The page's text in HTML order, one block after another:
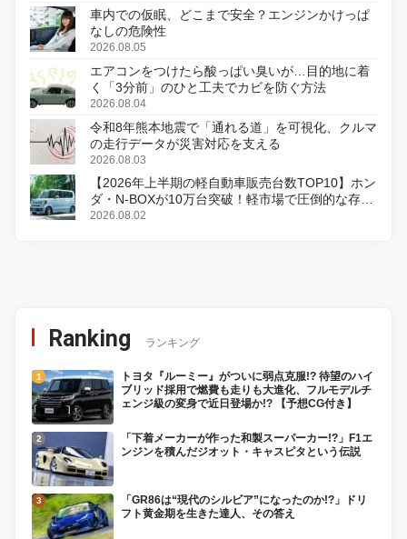
車内での仮眠、どこまで安全？エンジンかけっぱ
なしの危険性
2026.08.05
エアコンをつけたら酸っぱい臭いが…目的地に着
く「3分前」のひと工夫でカビを防ぐ方法
2026.08.04
令和8年熊本地震で「通れる道」を可視化、クルマ
の走行データが災害対応を支える
2026.08.03
【2026年上半期の軽自動車販売台数TOP10】ホン
ダ・N-BOXが10万台突破！軽市場で圧倒的な存在
感
2026.08.02
Ranking ランキング
トヨタ『ルーミー』がついに弱点克服!? 待望のハイ
ブリッド採用で燃費も走りも大進化、フルモデルチ
ェンジ級の変身で近日登場か!? 【予想CG付き】
「下着メーカーが作った和製スーパーカー!?」F1エ
ンジンを積んだジオット・キャスピタという伝説
「GR86は“現代のシルビア”になったのか!?」ドリ
フト黄金期を生きた達人、その答え